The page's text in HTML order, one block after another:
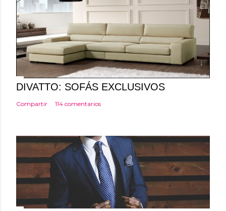
c
a
r
u
n
c
o
m
t
r
i
DIVATTO: SOFÁS EXCLUSIVOS
Compartir 114 comentarios